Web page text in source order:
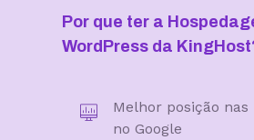
Por que ter a
WordPress da
Melhor posição nas
no Google